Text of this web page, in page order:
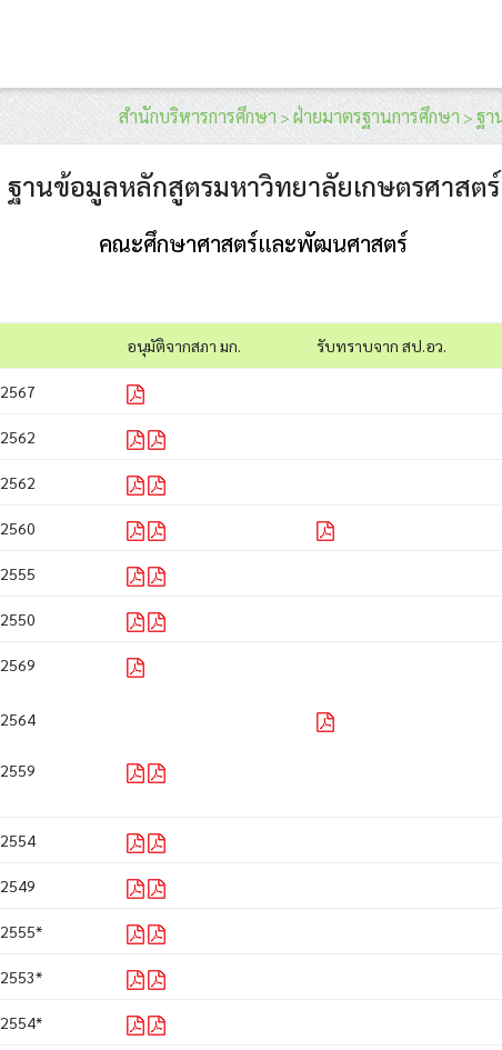
สำนักบริหารการศึกษา > ฝ่ายมาตรฐานการศึกษา > ฐา
ฐานข้อมูลหลักสูตรมหาวิทยาลัยเกษตรศาสตร์
คณะศึกษาศาสตร์และพัฒนศาสตร์
อนุมัติจากสภา มก. รับทราบจาก สป.อว.
2567
2562
2562
2560
2555
2550
2569
2564
2559
2554
2549
2555*
2553*
2554*